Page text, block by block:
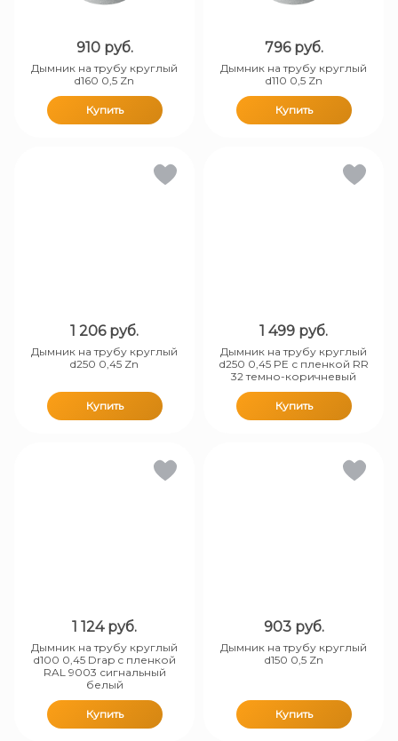
910 руб.
Дымник на трубу круглый
d160 0,5 Zn
Купить
796 руб.
Дымник на трубу круглый
d110 0,5 Zn
Купить
1 206 руб.
Дымник на трубу круглый
d250 0,45 Zn
Купить
1 499 руб.
Дымник на трубу круглый
d250 0,45 PE с пленкой RR
32 темно-коричневый
Купить
1 124 руб.
Дымник на трубу круглый
d100 0,45 Drap с пленкой
RAL 9003 сигнальный
белый
Купить
903 руб.
Дымник на трубу круглый
d150 0,5 Zn
Купить